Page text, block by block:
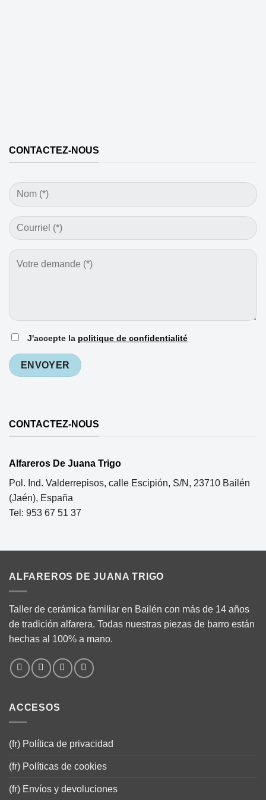
CONTACTEZ-NOUS
J'accepte la politique de confidentialité
CONTACTEZ-NOUS
Alfareros De Juana Trigo
Pol. Ind. Valderrepisos, calle Escipión, S/N, 23710 Bailén
(Jaén), España
Tel: 953 67 51 37
ALFAREROS DE JUANA TRIGO
Taller de cerámica familiar en Bailén con más de 14 años
de tradición alfarera. Todas nuestras piezas de barro están
hechas al 100% a mano.
ACCESOS
(fr) Política de privacidad
(fr) Políticas de cookies
(fr) Envíos y devoluciones